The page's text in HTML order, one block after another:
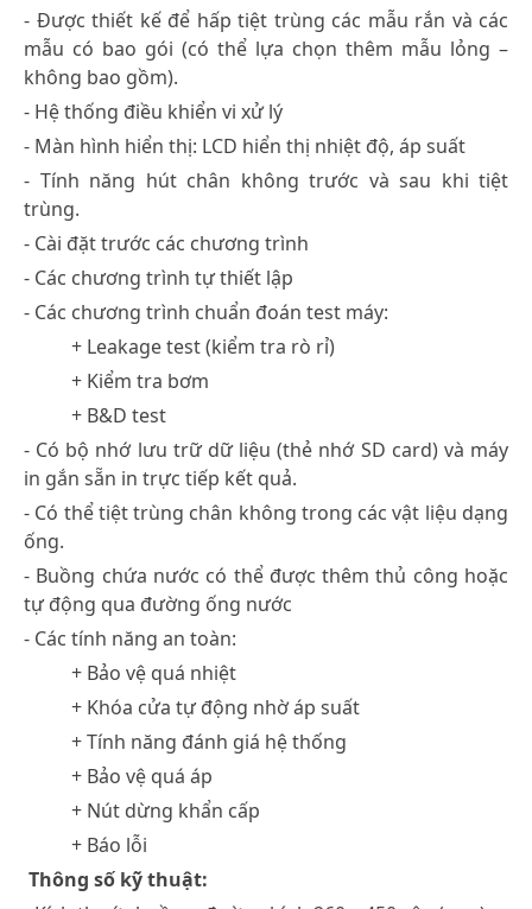
- Được thiết kế để hấp tiệt trùng các mẫu rắn và các
mẫu có bao gói (có thể lựa chọn thêm mẫu lỏng –
không bao gồm).
- Hệ thống điều khiển vi xử lý
- Màn hình hiển thị: LCD hiển thị nhiệt độ, áp suất
- Tính năng hút chân không trước và sau khi tiệt
trùng.
- Cài đặt trước các chương trình
- Các chương trình tự thiết lập
- Các chương trình chuẩn đoán test máy:
+ Leakage test (kiểm tra rò rỉ)
+ Kiểm tra bơm
+ B&D test
- Có bộ nhớ lưu trữ dữ liệu (thẻ nhớ SD card) và máy
in gắn sẵn in trực tiếp kết quả.
- Có thể tiệt trùng chân không trong các vật liệu dạng
ống.
- Buồng chứa nước có thể được thêm thủ công hoặc
tự động qua đường ống nước
- Các tính năng an toàn:
+ Bảo vệ quá nhiệt
+ Khóa cửa tự động nhờ áp suất
+ Tính năng đánh giá hệ thống
+ Bảo vệ quá áp
+ Nút dừng khẩn cấp
+ Báo lỗi
Thông số kỹ thuật: